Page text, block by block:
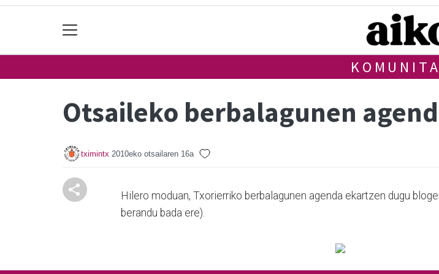
Otsaileko berbalagunen
tximintx 2010eko otsailaren 16a
Hilero moduan, Txorierriko berbalagunen agenda ekartzen dugu
berandu bada ere).